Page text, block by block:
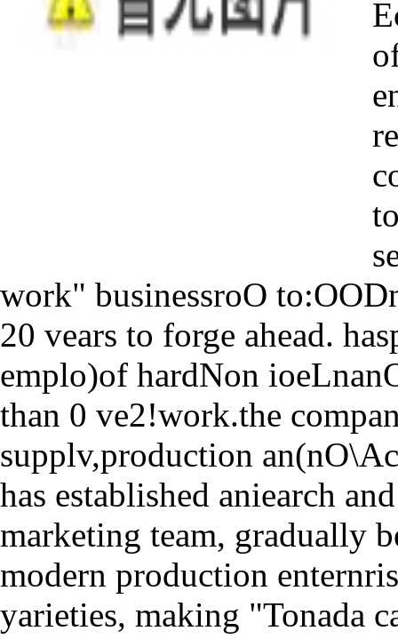
work" businessroO
20 vears to forge ahead.
emplo)of hardNon
than 0 ve2!work.the
supplv,production
has established aniearch
marketing team, gradually
modern production
yarieties, making "Tonada